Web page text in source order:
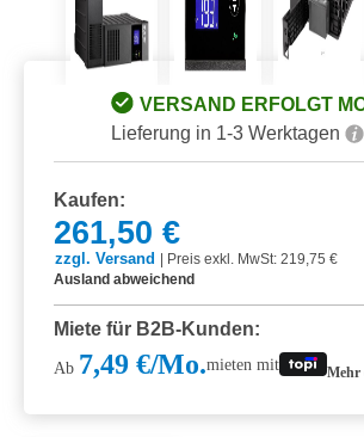
VERSAND ERFOLGT
Lieferung in 1-3 Werktagen
Kaufen:
261,50 €
zzgl. Versand | Preis exkl. MwSt: 219,75 €
Ausland abweichend
Miete für B2B-Kunden:
Ab 7,49 €/Mo.mieten mit Mehr